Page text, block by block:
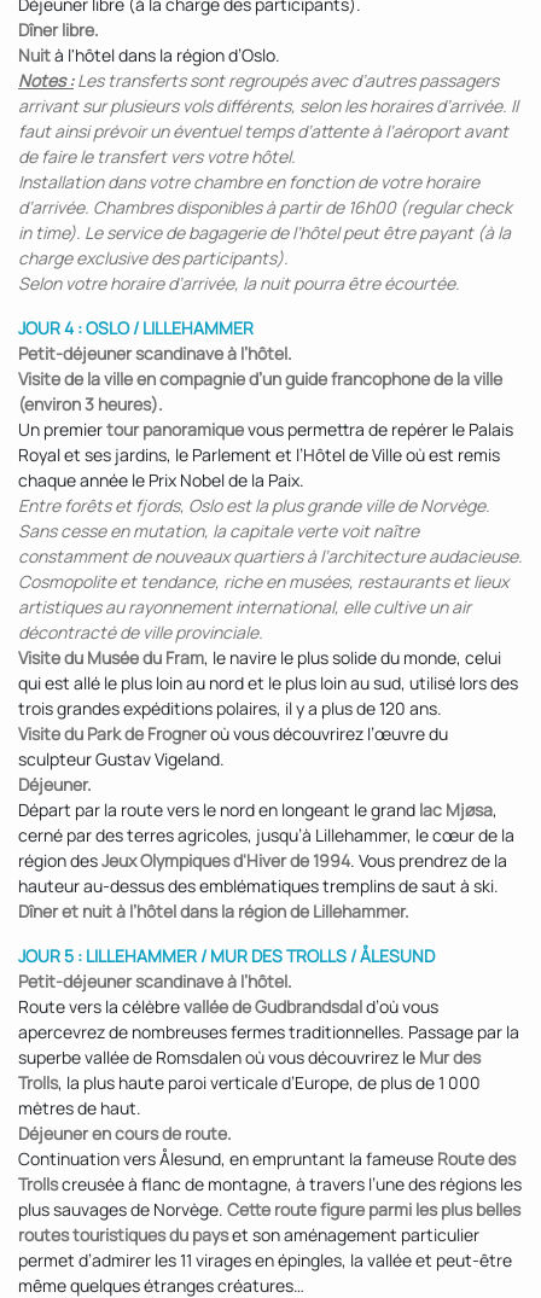
Dîner libre.
Nuità l'hôtel dans la région d’Oslo.
Notes :Les transferts sont regroupés avec d’autres passagers
arrivant sur plusieurs vols différents, selon les horaires d’arrivée. Il
faut ainsi prévoir un éventuel temps d’attente à l’aéroport avant
de faire le transfert vers votre hôtel.
Installation dans votre chambre en fonction de votre horaire
d’arrivée. Chambres disponibles à partir de 16h00 (regular check
in time). Le service de bagagerie de l’hôtel peut être payant (à la
charge exclusive des participants).
Selon votre horaire d’arrivée, la nuit pourra être écourtée.
JOUR 4 : OSLO / LILLEHAMMER
Petit-déjeuner scandinave à l’hôtel.
Visite de la ville en compagnie d’un guide francophone de la ville
(environ 3 heures).
Un premiertour panoramiquevous permettra de repérer le Palais
Royal et ses jardins, le Parlement et l’Hôtel de Ville où est remis
chaque année le Prix Nobel de la Paix.
Entre forêts et fjords, Oslo est la plus grande ville de Norvège.
Sans cesse en mutation, la capitale verte voit naître
constamment de nouveaux quartiers à l’architecture audacieuse.
Cosmopolite et tendance, riche en musées, restaurants et lieux
artistiques au rayonnement international, elle cultive un air
décontracté de ville provinciale.
Visite du Musée du Fram, le navire le plus solide du monde, celui
qui est allé le plus loin au nord et le plus loin au sud, utilisé lors des
trois grandes expéditions polaires, il y a plus de 120 ans.
Visite du Park de Frogneroù vous découvrirez l’œuvre du
sculpteur Gustav Vigeland.
Déjeuner.
Départ par la route vers le nord en longeant le grand lac Mjøsa,
cerné par des terres agricoles, jusqu’à Lillehammer, le cœur de la
région desJeux Olympiques d'Hiver de 1994. Vous prendrez de la
hauteur au-dessus des emblématiques tremplins de saut à ski.
Dîner et nuit à l’hôtel dans la région de Lillehammer.
JOUR 5 : LILLEHAMMER / MUR DES TROLLS / ÅLESUND
Petit-déjeuner scandinave à l’hôtel.
Route vers la célèbrevallée de Gudbrandsdald’où vous
apercevrez de nombreuses fermes traditionnelles. Passage par la
superbe vallée de Romsdalen où vous découvrirez le Mur des
Trolls, la plus haute paroi verticale d’Europe, de plus de 1 000
mètres de haut.
Déjeuner en cours de route.
Continuation vers Ålesund, en empruntant la fameuse Route des
Trollscreusée à flanc de montagne, à travers l’une des régions les
plus sauvages de Norvège. Cette route figure parmi les plus belles
routes touristiques du payset son aménagement particulier
permet d’admirer les 11 virages en épingles, la vallée et peut-être
même quelques étranges créatures…